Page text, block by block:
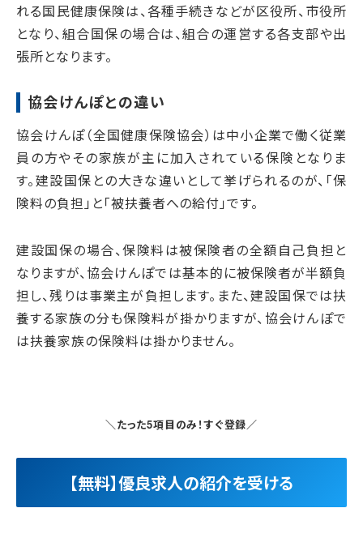
れる国民健康保険は、各種手続きなどが区役所、市役所
となり、組合国保の場合は、組合の運営する各支部や出
張所となります。
協会けんぽとの違い
協会けんぽ（全国健康保険協会）は中小企業で働く従業
員の方やその家族が主に加入されている保険となりま
す。建設国保との大きな違いとして挙げられるのが、 「保
険料の負担」 と「被扶養者への給付」です。
建設国保の場合、保険料は被保険者の全額自己負担 と
なりますが、協会けんぽでは基本的に被保険者が半額負
担し、残りは事業主が負担します。また、建設国保では扶
養する家族の分も保険料が掛かりますが、協会けんぽで
は扶養家族の保険料は掛かりません。
＼たった5項目のみ！すぐ登録／
【無料】優良求人の紹介を受ける